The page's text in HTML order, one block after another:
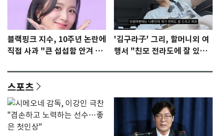
블랙핑크 지수, 10주년 논란에
직접 사과 "큰 섭섭함 안겨 미
'김구라子' 그리, 할머니외 여
행서 "친모 전라도에 잘 있
스포츠